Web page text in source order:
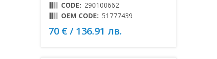
CODE: 290100662
OEM CODE: 51777439
70 € / 136.91 лв.